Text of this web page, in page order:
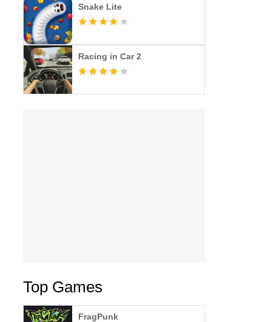
Snake Lite
Racing in Car 2
Top Games
FragPunk